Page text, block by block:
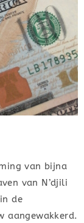
van bijna
van N’djili
de
aangewakkerd.